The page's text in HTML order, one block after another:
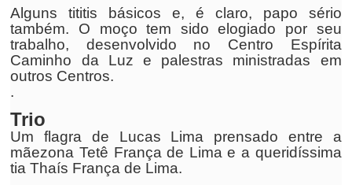
Alguns tititis básicos e, é claro, papo sério
também. O moço tem sido elogiado por seu
trabalho, desenvolvido no Centro Espírita
Caminho da Luz e palestras ministradas em
outros Centros.
.
Trio
Um flagra de Lucas Lima prensado entre a
mãezona Tetê França de Lima e a queridíssima
tia Thaís França de Lima.